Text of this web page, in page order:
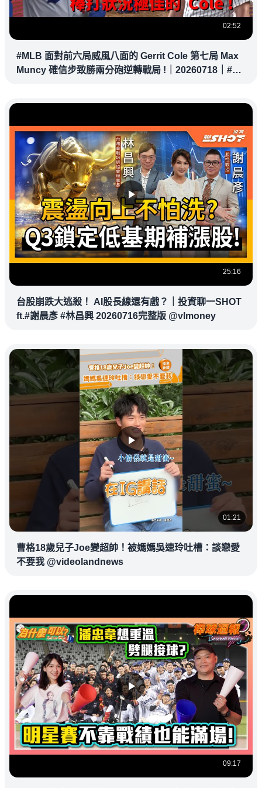
02:52
#MLB 面對前六局威風八面的 Gerrit Cole 第七局 Max
Muncy 確信步致勝兩分砲逆轉戰局 !｜20260718｜#洛
25:16
台股崩跌大逃殺！ AI股長線還有戲？｜投資聊一SHOT
ft.#謝晨彥 #林昌興 20260716完整版 @vlmoney
01:21
曹格18歲兒子Joe變超帥！被媽媽吳速玲吐槽：談戀愛
不要我 @videolandnews
09:17